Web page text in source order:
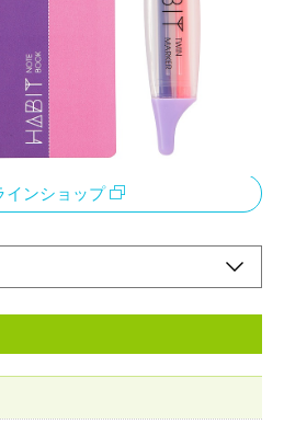
。2段使って、朝晩で記録をつけた
間に区切って記録をつけたりできま
インショップ